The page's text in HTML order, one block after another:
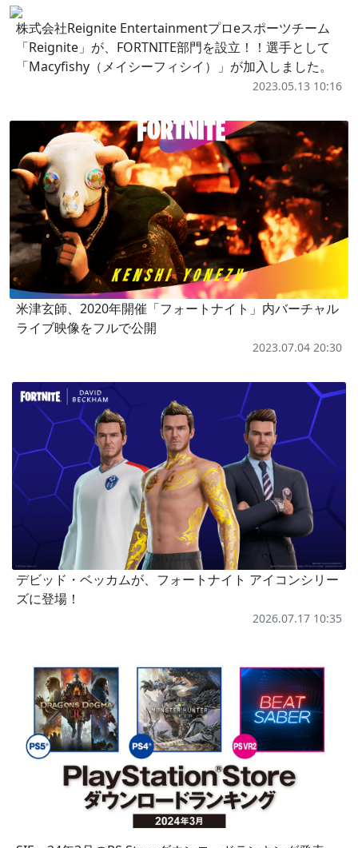
株式会社Reignite Entertainmentプロeスポーツチーム
「Reignite」が、FORTNITE部門を設立！！選手として
「Macyfishy（メイシーフィシイ）」が加入しました。
2023.05.13 10:16
米津玄師、2020年開催「フォートナイト」内バーチャル
ライブ映像をフルで公開
2023.07.04 20:30
デビッド・ベッカムが、フォートナイト アイコンシリー
ズに登場！
2026.07.17 10:35